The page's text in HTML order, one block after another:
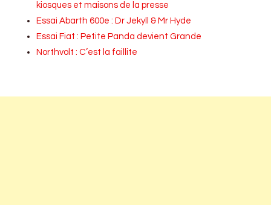
kiosques et maisons de la presse
Essai Abarth 600e : Dr Jekyll & Mr Hyde
Essai Fiat : Petite Panda devient Grande
Northvolt : C’est la faillite